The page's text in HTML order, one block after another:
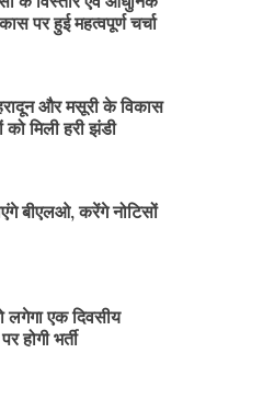
पर हुई महत्वपूर्ण चर्चा
और मसूरी के विकास
मिली हरी झंडी
बीएलओ, करेंगे नोटिसों
लगेगा एक दिवसीय
होगी भर्ती